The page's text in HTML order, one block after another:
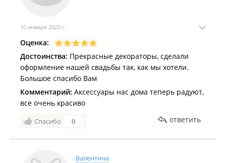
10 января 2020 г.
Оценка:
Достоинства: Прекрасные декораторы, сделали
оформление нашей свадьбы так, как мы хотели.
Большое спасибо Вам
Комментарий: Аксессуары нас дома теперь радуют,
все очень красиво
Спасибо 0 ответить
Валентина